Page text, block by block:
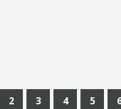
2 3 4 5